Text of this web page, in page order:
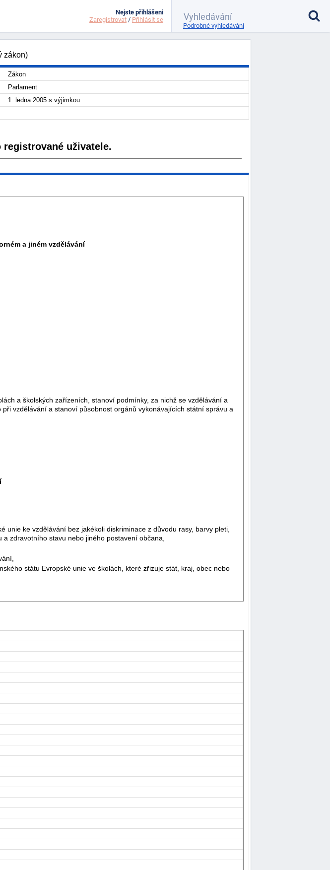
zákon)
Zákon
Parlament
1. ledna 2005 s výjimkou
uživatele.
a jiném vzdělávání
a školských zařízeních, stanoví podmínky, za nichž se vzdělávání a
vzdělávání a stanoví působnost orgánů vykonávajících státní správu a
ke vzdělávání bez jakékoli diskriminace z důvodu rasy, barvy pleti,
zdravotního stavu nebo jiného postavení občana,
státu Evropské unie ve školách, které zřizuje stát, kraj, obec nebo
Nejste přihlášeni
Zaregistrovat / Přihlásit se
Podrobné vyhledávání